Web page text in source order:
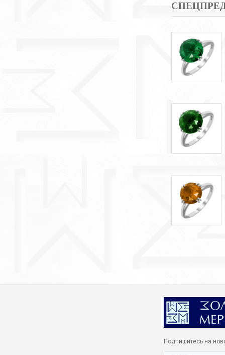
Подпишитесь на